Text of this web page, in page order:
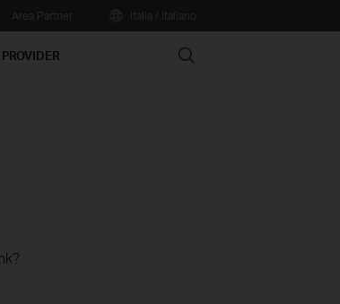
Search